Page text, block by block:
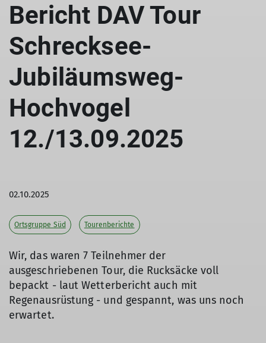
Bericht DAV Tour
Schrecksee-
Jubiläumsweg-
Hochvogel
12./13.09.2025
02.10.2025
Ortsgruppe Süd Tourenberichte
Wir, das waren 7 Teilnehmer der
ausgeschriebenen Tour, die Rucksäcke voll
bepackt - laut Wetterbericht auch mit
Regenausrüstung - und gespannt, was uns noch
erwartet.